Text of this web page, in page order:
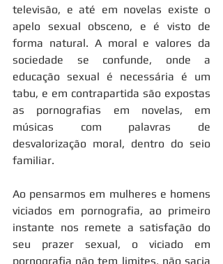
televisão, e até em novelas existe o
apelo sexual obsceno, e é visto de
forma natural. A moral e valores da
sociedade se confunde, onde a
educação sexual é necessária é um
tabu, e em contrapartida são expostas
as pornografias em novelas, em
músicas com palavras de
desvalorização moral, dentro do seio
familiar.
Ao pensarmos em mulheres e homens
viciados em pornografia, ao primeiro
instante nos remete a satisfação do
seu prazer sexual, o viciado em
pornografia não tem limites, não sacia